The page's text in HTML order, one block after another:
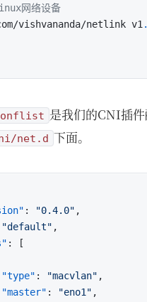
网络设备
vishvananda/netlink v1
是我们的CNI插
net.d 下面。
: "0.4.0" ,
"default" ,
:
[
"type" : "macvlan" ,
"master" : "eno1" ,